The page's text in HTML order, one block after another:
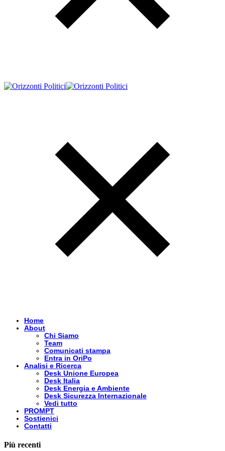
Home
About
Chi Siamo
Team
Comunicati stampa
Entra in OriPo
Analisi e Ricerca
Desk Unione Europea
Desk Italia
Desk Energia e Ambiente
Desk Sicurezza Internazionale
Vedi tutto
PROMPT
Sostienici
Contatti
Più recenti